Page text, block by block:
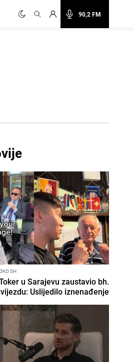
90,2 FM
5H
u Sarajevu zaustavio bh.
Uslijedilo iznenađenje